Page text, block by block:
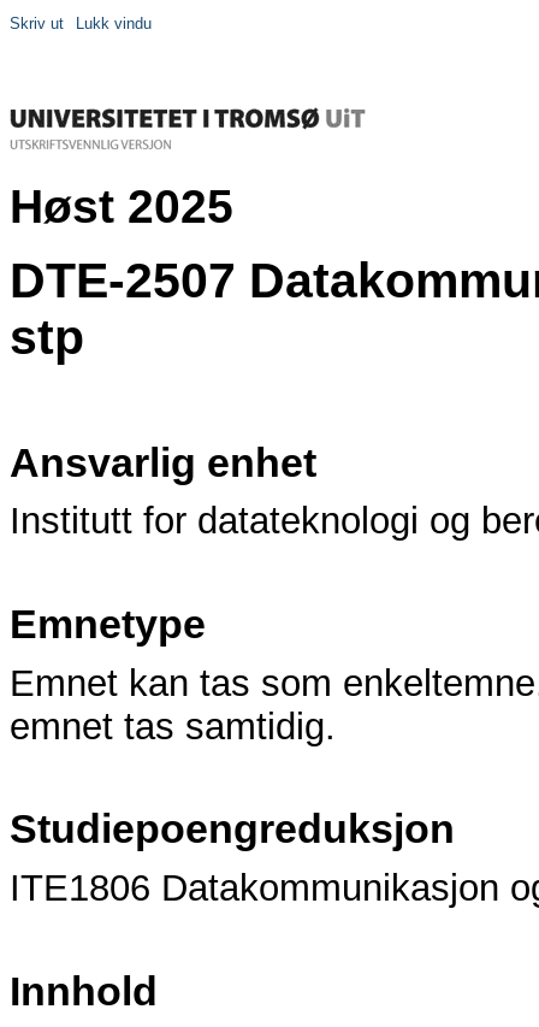
Skriv ut Lukk vindu
Høst 2025
DTE-2507
stp
Ansvarlig enhet
Institutt for datateknologi og
Emnetype
Emnet kan tas som
emnet tas samtidig.
Studiepoengreduksjon
ITE1806 Datakommunikasjon
Innhold